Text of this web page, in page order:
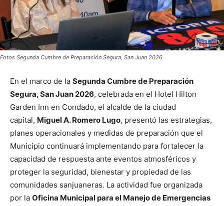
Fotos Segunda Cumbre de Preparación Segura, San Juan 2026
En el marco de la Segunda Cumbre de Preparación
Segura, San Juan 2026, celebrada en el Hotel Hilton
Garden Inn en Condado, el alcalde de la ciudad
capital, Miguel A. Romero Lugo, presentó las estrategias,
planes operacionales y medidas de preparación que el
Municipio continuará implementando para fortalecer la
capacidad de respuesta ante eventos atmosféricos y
proteger la seguridad, bienestar y propiedad de las
comunidades sanjuaneras. La actividad fue organizada
por la Oficina Municipal para el Manejo de Emergencias